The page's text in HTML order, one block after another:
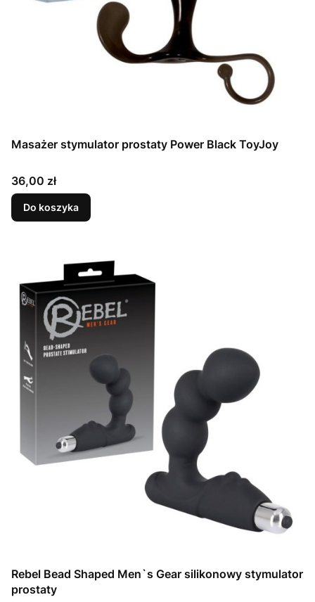
Masażer stymulator prostaty Power Black ToyJoy
Cena
36,00 zł
Do koszyka
Rebel Bead Shaped Men`s Gear silikonowy stymulator
prostaty